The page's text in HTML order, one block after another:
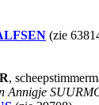
(zie
,
Annigje